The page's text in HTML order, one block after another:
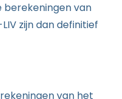
berekeningen van
zijn dan definitief
van het